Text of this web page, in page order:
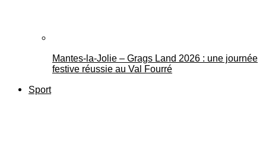
Mantes-la-Jolie – Grags Land 2026 : une journée
festive réussie au Val Fourré
Sport